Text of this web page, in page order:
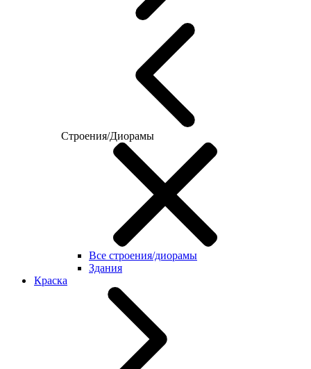
Строения/Диорамы
Все строения/диорамы
Здания
Краска